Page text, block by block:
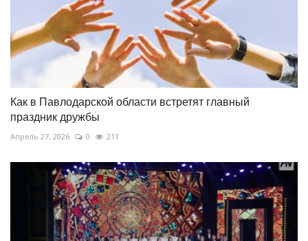
Как в Павлодарской области встретят главный
праздник дружбы
Апрель 27, 2026 0 211